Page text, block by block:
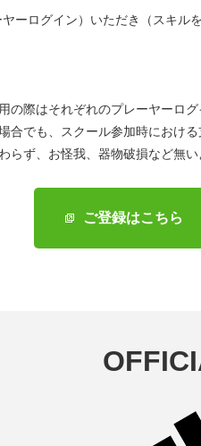
ヤーログイン）いただき（スキ
の際はそれぞれのプレーヤーログ
合でも、スクール参加時における
らず、お怪我、器物破損など無
ご登録はこちら